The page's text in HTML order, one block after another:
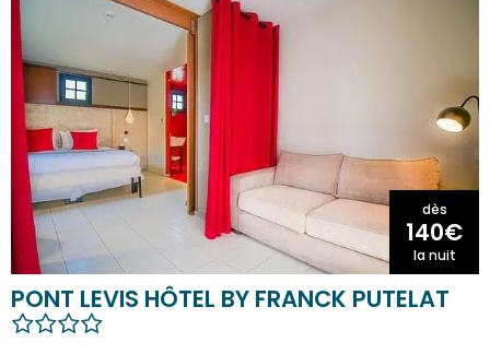
dès
140€
la nuit
PONT LEVIS HÔTEL BY FRANCK PUTELAT